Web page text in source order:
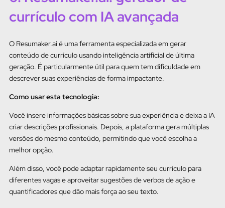
currículo com IA avançada
O Resumaker.ai é uma ferramenta especializada em gerar
conteúdo de currículo usando inteligência artificial de última
geração. É particularmente útil para quem tem dificuldade em
descrever suas experiências de forma impactante.
Como usar esta tecnologia:
Você insere informações básicas sobre sua experiência e deixa a IA
criar descrições profissionais. Depois, a plataforma gera múltiplas
versões do mesmo conteúdo, permitindo que você escolha a
melhor opção.
Além disso, você pode adaptar rapidamente seu currículo para
diferentes vagas e aproveitar sugestões de verbos de ação e
quantificadores que dão mais força ao seu texto.